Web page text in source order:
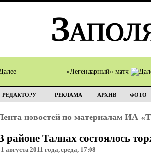
«Легендарный» матч
РЕКЛАМА АРХИВ ФОТО
новостей по материалам ИА
районе Талнах состоялось
августа 2011 года, среда, 17:08